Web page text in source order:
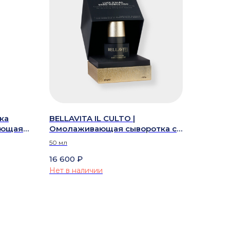
BELLAVITA IL CULTO |
Омолаживающая сыворотка с
лифтинг эффектом с белым
DENSIFYING LIFTING FACE
ESSENCE
50 мл
16 600 ₽
Нет в наличии